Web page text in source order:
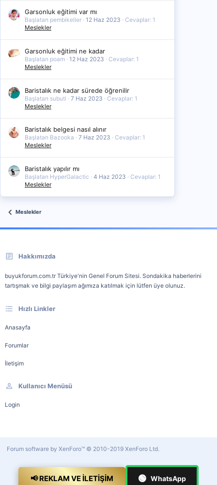
Garsonluk eğitimi var mı
Başlatan pembikeller 12 Haz 2023
Cevaplar: 1
Meslekler
Garsonluk eğitimi ne kadar
Başlatan poam 12 Haz 2023
Cevaplar: 1
Meslekler
Baristalık ne kadar sürede öğrenilir
Başlatan subuti 7 Haz 2023
Cevaplar: 1
Meslekler
Baristalık belgesi nasıl alınır
Başlatan Bazooka 7 Haz 2023
Cevaplar: 1
Meslekler
Baristalık yapılır mı
Başlatan HyperGalactic 4 Haz 2023
Cevaplar: 1
Meslekler
Meslekler
Hakkımızda
buyukforum.com.tr Türkiye'nin Genel Forum Sitesi. Sondakika haberlerini
tartışmak ve bilgi paylaşım ağımıza katılmak için lütfen üye olunuz.
Hızlı Linkler
Anasayfa
Forumlar
İletişim
Kullanıcı Menüsü
Login
Forum software by XenForo™ © 2010-2019 XenForo Ltd.
📢 REKLAM VE İLETIŞIM 🟢 WhatsApp